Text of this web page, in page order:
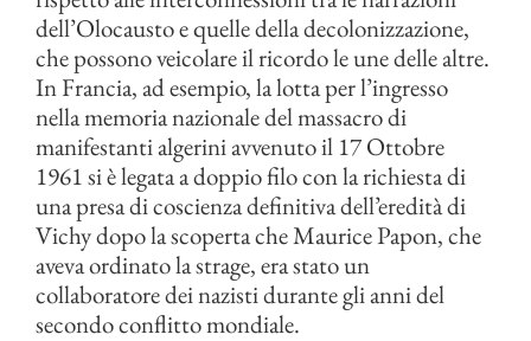
dell’Olocausto e quelle della decolonizzazione,
che possono veicolare il ricordo le une delle altre.
In Francia, ad esempio, la lotta per l’ingresso
nella memoria nazionale del massacro di
manifestanti algerini avvenuto il 17 Ottobre
1961 si è legata a doppio filo con la richiesta di
una presa di coscienza definitiva dell’eredità di
Vichy dopo la scoperta che Maurice Papon, che
aveva ordinato la strage, era stato un
collaboratore dei nazisti durante gli anni del
secondo conflitto mondiale.